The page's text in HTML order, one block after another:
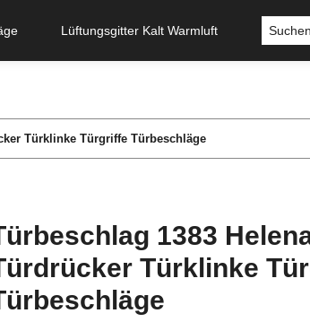
Lüftungsgitter Kalt Warmluft
Türklinke Türgriffe Türbeschläge
1383
Türklinke